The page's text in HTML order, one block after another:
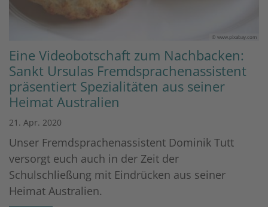
© www.pixabay.com
Eine Videobotschaft zum Nachbacken:
Sankt Ursulas Fremdsprachenassistent
präsentiert Spezialitäten aus seiner
Heimat Australien
21. Apr. 2020
Unser Fremdsprachenassistent Dominik Tutt
versorgt euch auch in der Zeit der
Schulschließung mit Eindrücken aus seiner
Heimat Australien.